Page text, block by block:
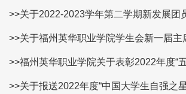
>>关于2022-2023学年第二学期新发展团
>>关于福州英华职业学院学生会新一届主
>>福州英华职业学院关于表彰2022年度“
>>关于报送2022年度“中国大学生自强之